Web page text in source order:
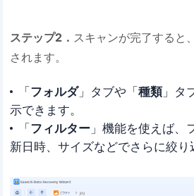
ステップ2． スキャンが完了すると
されます。
「フォルダ」タブや「種類」タ
示できます。
「フィルター」機能を使えば、
新日時、サイズなどでさらに絞り